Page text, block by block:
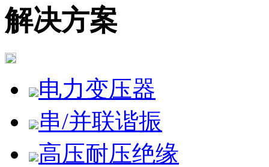
解决方案
电力变压器
串/并联谐振
高压耐压绝缘